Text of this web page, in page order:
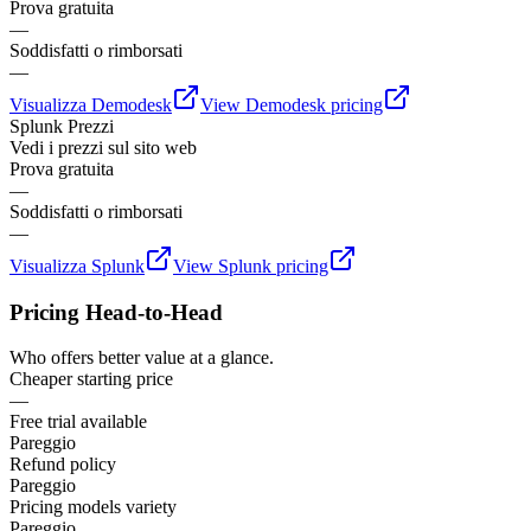
Prova gratuita
—
Soddisfatti o rimborsati
—
Visualizza Demodesk View Demodesk pricing
Splunk Prezzi
Vedi i prezzi sul sito web
Prova gratuita
—
Soddisfatti o rimborsati
—
Visualizza Splunk View Splunk pricing
Pricing Head-to-Head
Who offers better value at a glance.
Cheaper starting price
—
Free trial available
Pareggio
Refund policy
Pareggio
Pricing models variety